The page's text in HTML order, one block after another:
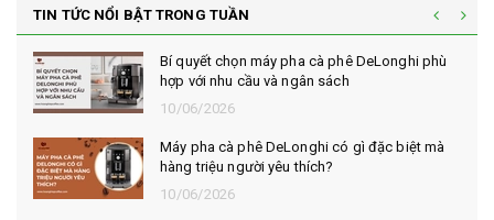
TIN TỨC NỔI BẬT TRONG TUẦN
Bí quyết chọn máy pha cà phê DeLonghi phù
hợp với nhu cầu và ngân sách
10/06/2026
Máy pha cà phê DeLonghi có gì đặc biệt mà
hàng triệu người yêu thích?
10/06/2026